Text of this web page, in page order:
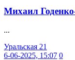
Михаил
...
Уральская 21
6-06-2025, 15:07 0